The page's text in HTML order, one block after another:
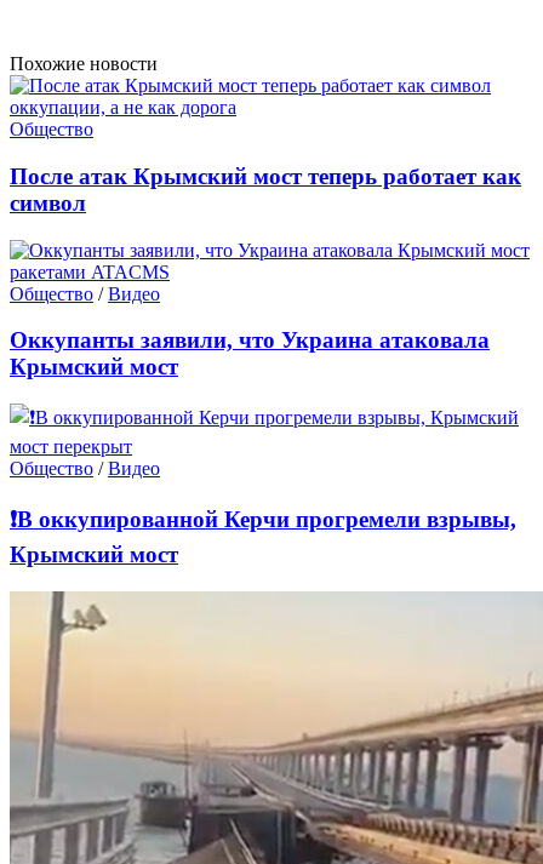
Похожие новости
Общество
После атак Крымский мост теперь работает как
символ
Общество /Видео
Оккупанты заявили, что Украина атаковала
Крымский мост
Общество /Видео
❗️В оккупированной Керчи прогремели взрывы,
Крымский мост